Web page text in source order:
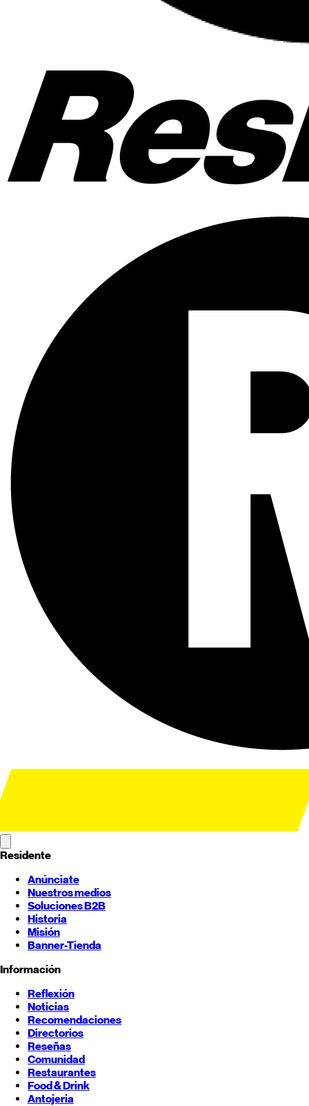
Residente
Anúnciate
Nuestros medios
Soluciones B2B
Historia
Misión
Banner-Tienda
Información
Reflexión
Noticias
Recomendaciones
Directorios
Reseñas
Comunidad
Restaurantes
Food & Drink
Antojeria